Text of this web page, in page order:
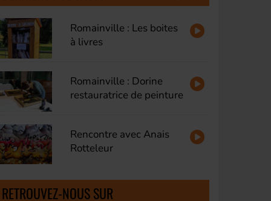
Romainville : Les boites
à livres
Romainville : Dorine
restauratrice de peinture
Rencontre avec Anais
Rotteleur
RETROUVEZ-NOUS SUR